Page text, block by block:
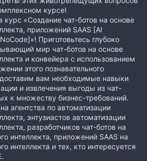
курсе!
«Создание чат-ботов на основе
приложений SAAS [AI
Приготовьтесь глубоко
мир чат-ботов на основе
и конвейера с использованием
этого познавательного
вам необходимые навыки
и извлечения выгоды из чат-
к множеству бизнес-требований.
агентства по автоматизации
энтузиастов автоматизации
разработчиков чат-ботов на
интеллекта, приложений SAAS на
интеллекта и тех, кто интересуется